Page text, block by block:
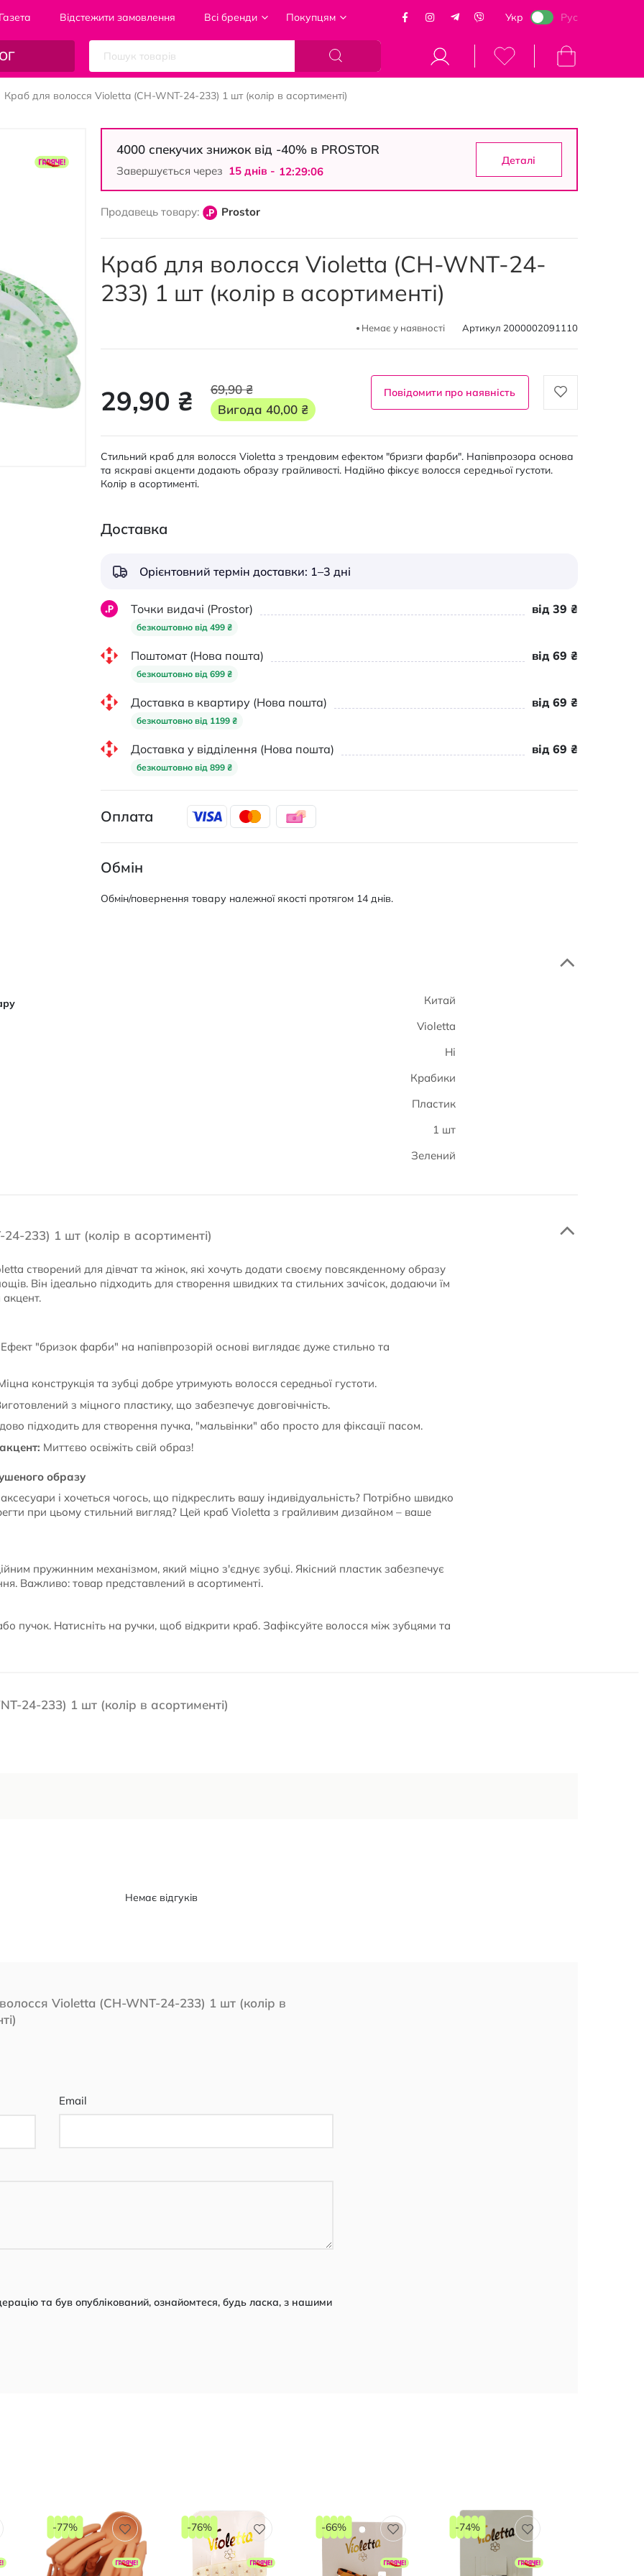
Газета Відстежити замовлення Всі бренди Покупцям Укр Рус
Кошик
Краб для волосся Violetta (CH-WNT-24-233) 1 шт (колір в асортименті)
4000 спекучих знижок від -40% в PROSTOR
Деталі
Завершується через 15 днiв - 12:29:05
Продавець товару: Prostor
Краб для волосся Violetta (CH-WNT-24-
233) 1 шт (колір в асортименті)
Немає у наявності Артикул 2000002091110
29,90 ₴
69,90 ₴
Вигода 40,00 ₴
Повідомити про наявність
Стильний краб для волосся Violetta з трендовим ефектом "бризги фарби". Напівпрозора основа
та яскраві акценти додають образу грайливості. Надійно фіксує волосся середньої густоти.
Колір в асортименті.
Доставка
Орієнтовний термін доставки: 1–3 дні
Точки видачі (Prostor)
безкоштовно від 499 ₴
від 39 ₴
Поштомат (Нова пошта)
безкоштовно від 699 ₴
від 69 ₴
Доставка в квартиру (Нова пошта)
безкоштовно від 1199 ₴
від 69 ₴
Доставка у відділення (Нова пошта)
безкоштовно від 899 ₴
від 69 ₴
Оплата
Обмін
Обмін/повернення товару належної якості протягом 14 днів.
Китай
Violetta
Ні
Крабики
Пластик
1 шт
Зелений
233) 1 шт (колір в асортименті)
створений для дівчат та жінок, які хочуть додати своєму повсякденному образу
Він ідеально підходить для створення швидких та стильних зачісок, додаючи їм
Ефект "бризок фарби" на напівпрозорій основі виглядає дуже стильно та
конструкція та зубці добре утримують волосся середньої густоти.
з міцного пластику, що забезпечує довговічність.
підходить для створення пучка, "мальвінки" або просто для фіксації пасом.
Миттєво освіжіть свій образ!
образу
і хочеться чогось, що підкреслить вашу індивідуальність? Потрібно швидко
при цьому стильний вигляд? Цей краб Violetta з грайливим дизайном – ваше
пружинним механізмом, який міцно з'єднує зубці. Якісний пластик забезпечує
Важливо: товар представлений в асортименті.
пучок. Натисніть на ручки, щоб відкрити краб. Зафіксуйте волосся між зубцями та
24-233) 1 шт (колір в асортименті)
Немає відгуків
Violetta (CH-WNT-24-233) 1 шт (колір в
Email
та був опублікований, ознайомтеся, будь ласка, з нашими
-77% -76% -66% -74%